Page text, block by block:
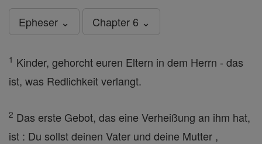
Epheser ⌄ Chapter 6 ⌄
1 Kinder, gehorcht euren Eltern in dem Herrn - das
ist, was Redlichkeit verlangt.
2 Das erste Gebot, das eine Verheißung an ihm hat,
ist : Du sollst deinen Vater und deine Mutter ,